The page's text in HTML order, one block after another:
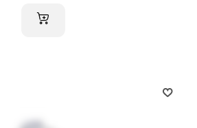
AJOUTER AU PANIER